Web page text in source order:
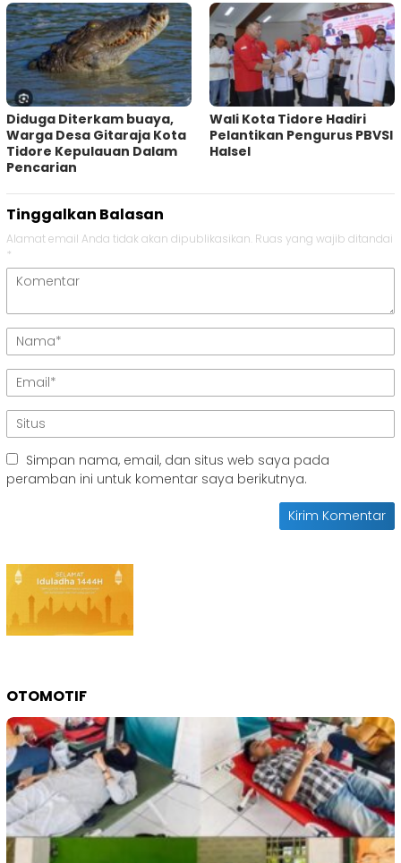
Diduga Diterkam buaya,
Warga Desa Gitaraja Kota
Tidore Kepulauan Dalam
Pencarian
Wali Kota Tidore Hadiri
Pelantikan Pengurus PBVSI
Halsel
Tinggalkan Balasan
Alamat email Anda tidak akan dipublikasikan. Ruas yang wajib ditandai
*
Simpan nama, email, dan situs web saya pada
peramban ini untuk komentar saya berikutnya.
OTOMOTIF